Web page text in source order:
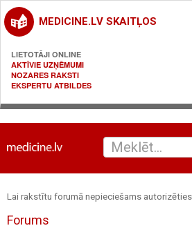
MEDICINE.LV SKAITĻOS
LIETOTĀJI ONLINE
AKTĪVIE UZŅĒMUMI
NOZARES RAKSTI
EKSPERTU ATBILDES
Lai rakstītu forumā nepieciešams autorizēties:
Forums